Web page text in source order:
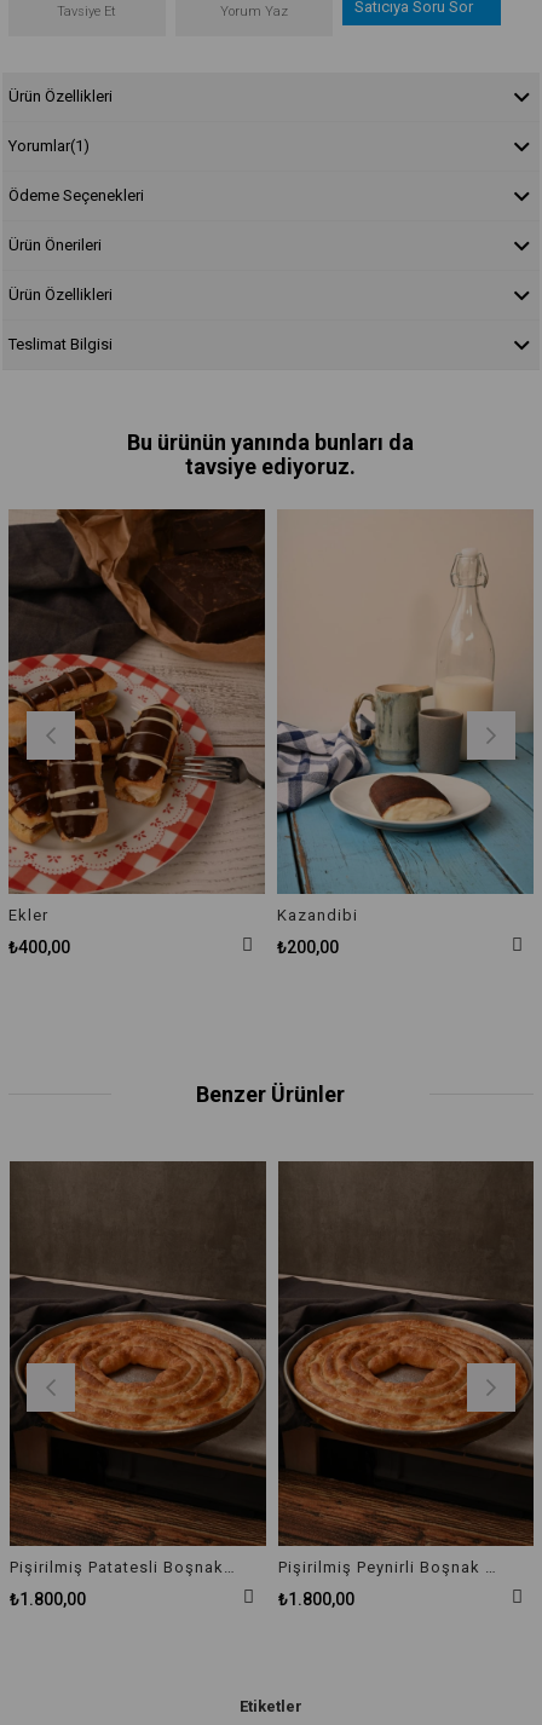
Tavsiye Et Yorum Yaz Satıcıya Soru Sor
Ürün Özellikleri
Yorumlar(1)
Ödeme Seçenekleri
Ürün Önerileri
Ürün Özellikleri
Teslimat Bilgisi
Bu ürünün yanında bunları da
tavsiye ediyoruz.
Ekler
₺400,00
Kazandibi
₺200,00
Benzer Ürünler
Pişirilmiş Patatesli Boşnak Böreği
₺1.800,00
Pişirilmiş Peynirli Boşnak Böreği
₺1.800,00
Etiketler